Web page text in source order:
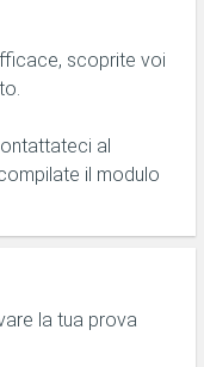
scoprite voi
al
il modulo
la tua prova